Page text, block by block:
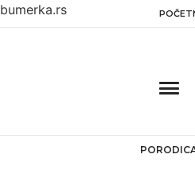
bumerka.rs